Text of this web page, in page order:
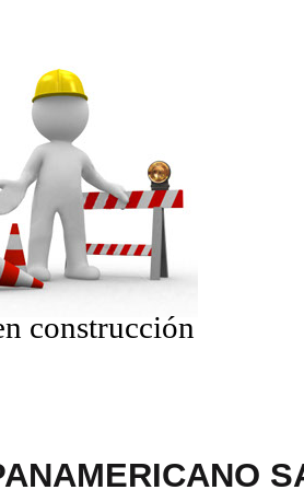
construcción